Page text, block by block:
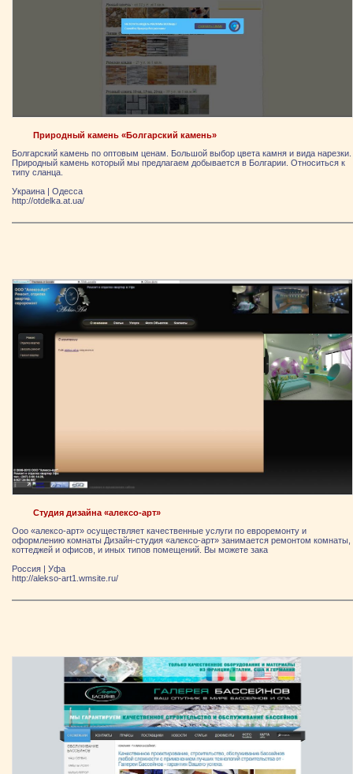
Природный камень «Болгарский камень»
Болгарский камень по оптовым ценам. Большой выбор цвета камня и вида нарезки.
Природный камень который мы предлагаем добывается в Болгарии. Относиться к
типу сланца.
Украина | Одесса
http://otdelka.at.ua/
Студия дизайна «алексо-арт»
Ооо «алексо-арт» осуществляет качественные услуги по евроремонту и
оформлению комнаты Дизайн-студия «алексо-арт» занимается ремонтом комнаты,
коттеджей и офисов, и иных типов помещений. Вы можете зака
Россия | Уфа
http://alekso-art1.wmsite.ru/